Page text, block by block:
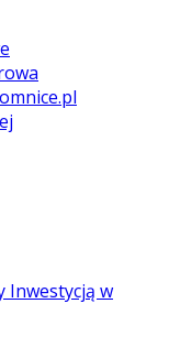
Inwestycją w